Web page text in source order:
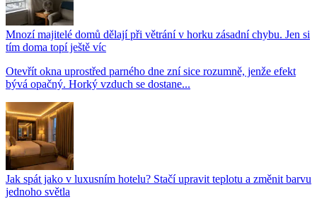
Mnozí majitelé domů dělají při větrání v horku zásadní chybu. Jen si
tím doma topí ještě víc
Otevřít okna uprostřed parného dne zní sice rozumně, jenže efekt
bývá opačný. Horký vzduch se dostane...
Jak spát jako v luxusním hotelu? Stačí upravit teplotu a změnit barvu
jednoho světla